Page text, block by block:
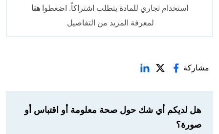
استخدام تجاري للمادة يتطلب اشتراكاً. اضغطواهنا
لمعرفة المزيد من التفاصيل
مشاركة
هل لديكم أي شك حول صحة معلومة أو اقتباس أو
صورة؟